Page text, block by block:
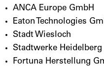
ANCA Europe GmbH
Eaton Technologies
Stadt Wiesloch
Stadtwerke Heidelberg
Fortuna Herstellung